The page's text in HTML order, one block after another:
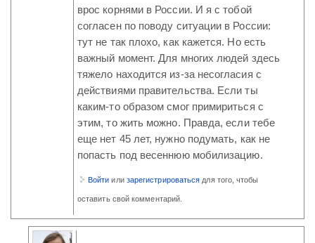
врос корнями в России. И я с тобой
согласен по поводу ситуации в России:
тут не так плохо, как кажется. Но есть
важный момент. Для многих людей здесь
тяжело находится из-за несогласия с
действиями правительства. Если ты
каким-то образом смог примириться с
этим, то жить можно. Правда, если тебе
еще нет 45 лет, нужно подумать, как не
попасть под весеннюю мобилизацию.
Войти или зарегистрироваться для того, чтобы
оставить свой комментарий.